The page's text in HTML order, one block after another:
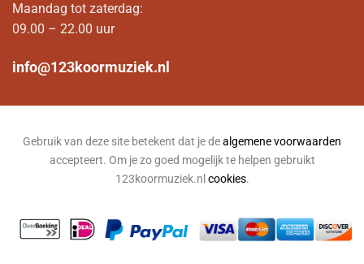
Maandag tot zaterdag:
09.00 – 22.00 uur
info@123koormuziek.nl
Gebruik van deze site betekent dat je dealgemene voorwaarden
accepteert. Om je zo goed mogelijk te helpen gebruikt
123koormuziek.nl cookies.